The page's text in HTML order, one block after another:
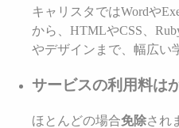
キャリスタではWordや
から、HTMLやCSS、
やデザインまで、幅広い
サービスの利用料は
ほとんどの場合免除され